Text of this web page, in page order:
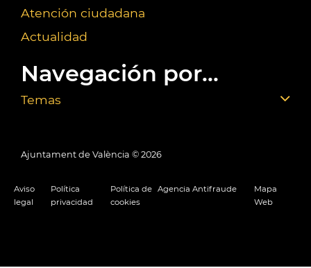
Atención ciudadana
Actualidad
Navegación por...
Temas
Ajuntament de València © 2026
Aviso
legal
Política
privacidad
Política de
cookies
Agencia Antifraude
Mapa
Web